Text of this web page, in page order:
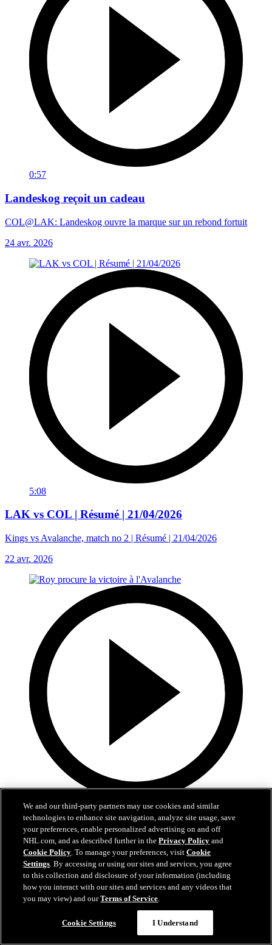
0:57
Landeskog reçoit un cadeau
COL@LAK: Landeskog ouvre la marque sur un rebond fortuit
24 avr. 2026
5:08
LAK vs COL | Résumé | 21/04/2026
Kings vs Avalanche, match no 2 | Résumé | 21/04/2026
22 avr. 2026
0:59
Roy procure la victoire à l'Avalanche
LAK@COL: Roy bat Forsberg du revers en prolongation
22 avr. 2026
We and our third-party partners may use cookies and similar
technologies to enhance site navigation, analyze site usage, save
your preferences, enable personalized advertising on and off
NHL.com, and as described further in thePrivacy Policy and
Cookie Policy. To manage your preferences, visitCookie
Settings. By accessing or using our sites and services, you agree
to this collection and disclosure of your information (including
how you interact with our sites and services and any videos that
you may view) and ourTerms of Service.
Cookie Settings I Understand